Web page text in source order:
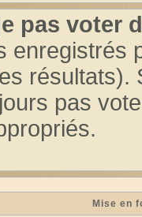
pas voter
enregistrés
pas
Mise en